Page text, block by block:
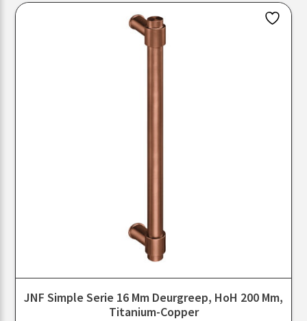
JNF Simple Serie 16 Mm Deurgreep, HoH 200 Mm,
Titanium-Copper